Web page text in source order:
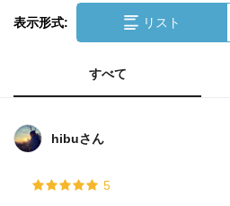
表示形式: リスト
すべて
hibuさん
5